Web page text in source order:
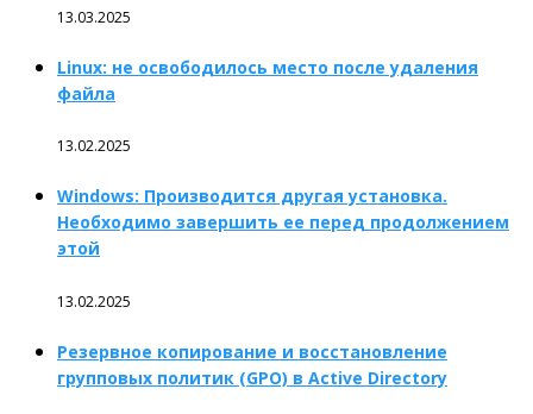
13.03.2025
Linux: не освободилось место после удаления
файла
13.02.2025
Windows: Производится другая установка.
Необходимо завершить ее перед продолжением
этой
13.02.2025
Резервное копирование и восстановление
групповых политик (GPO) в Active Directory